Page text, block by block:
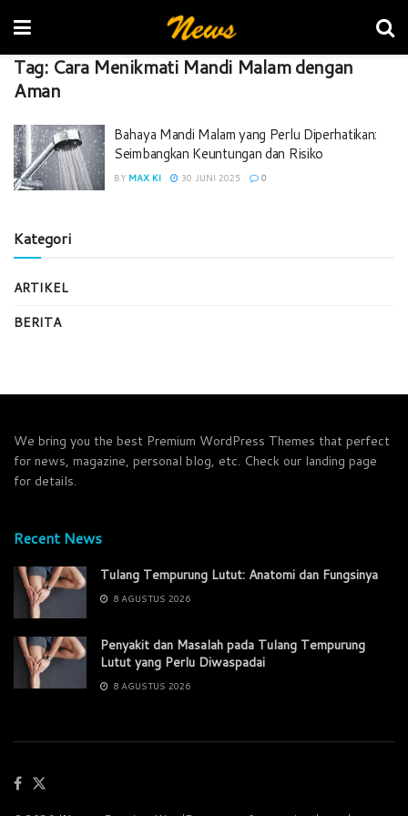
Tag: Cara Menikmati Mandi Malam dengan
Aman
Bahaya Mandi Malam yang Perlu Diperhatikan:
Seimbangkan Keuntungan dan Risiko
BY MAX KI 30 JUNI 2025 0
Kategori
ARTIKEL
BERITA
We bring you the best Premium WordPress Themes that perfect
for news, magazine, personal blog, etc. Check our landing page
for details.
Recent News
Tulang Tempurung Lutut: Anatomi dan Fungsinya
8 AGUSTUS 2026
Penyakit dan Masalah pada Tulang Tempurung
Lutut yang Perlu Diwaspadai
8 AGUSTUS 2026